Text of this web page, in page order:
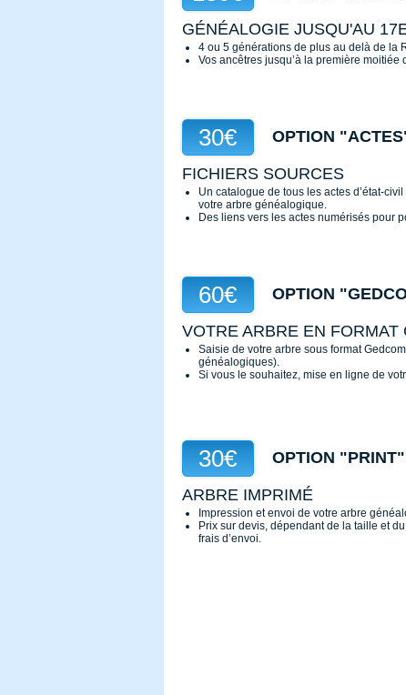
GÉNÉALOGIE JUSQU'AU
4 ou 5 générations de plus au delà de la
Vos ancêtres jusqu’à la première moitiée
30€ OPTION
FICHIERS SOURCES
Un catalogue de tous les actes d’état-
votre arbre généalogique.
Des liens vers les actes numérisés pour
60€ OPTION
VOTRE ARBRE EN FORMAT
Saisie de votre arbre sous format
généalogiques).
Si vous le souhaitez, mise en ligne de
30€ OPTION "PRINT"
ARBRE IMPRIMÉ
Impression et envoi de votre arbre
Prix sur devis, dépendant de la taille et
frais d’envoi.